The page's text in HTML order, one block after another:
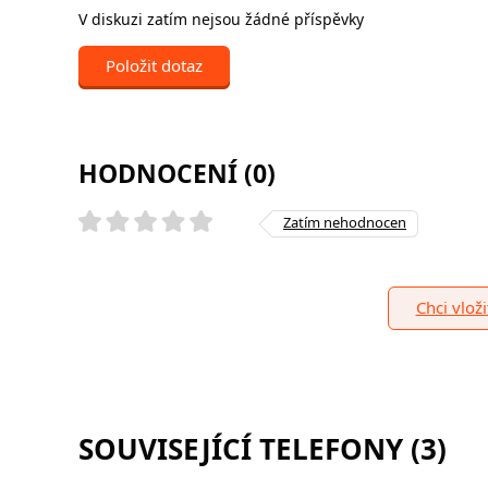
V diskuzi zatím nejsou žádné příspěvky
Položit dotaz
HODNOCENÍ (0)
Zatím nehodnocen
Chci
SOUVISEJÍCÍ TELEFONY (3)